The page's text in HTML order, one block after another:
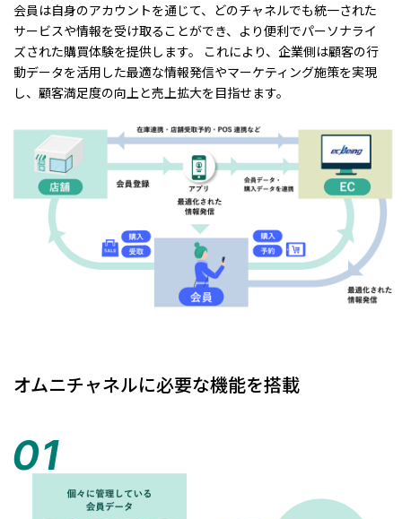
会員は自身のアカウントを通じて、どのチャネルでも統一された
サービスや情報を受け取ることができ、より便利でパーソナライ
ズされた購買体験を提供します。 これにより、企業側は顧客の行
動データを活用した最適な情報発信やマーケティング施策を実現
し、顧客満足度の向上と売上拡大を目指せます。
オムニチャネルに必要な機能を搭載